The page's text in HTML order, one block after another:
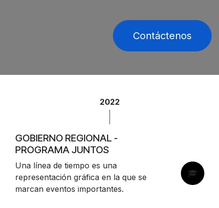
Contáctenos
2022
GOBIERNO REGIONAL -
PROGRAMA JUNTOS
Una línea de tiempo es una
representación gráfica en la que se
marcan eventos importantes.